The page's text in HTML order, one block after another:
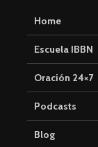
Home
Escuela IBBN
Oración 24×7
Podcasts
Blog